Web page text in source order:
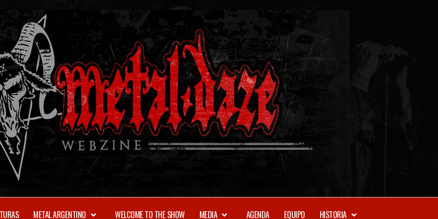
WEBZINE
METAL ARGENTINO WELCOME TO THE SHOW MEDIA AGENDA EQUIPO HISTORIA